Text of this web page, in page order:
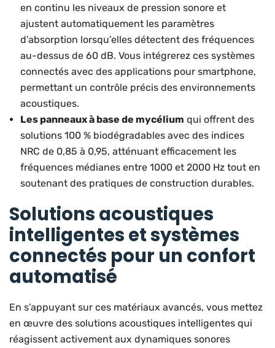
en continu les niveaux de pression sonore et
ajustent automatiquement les paramètres
d’absorption lorsqu’elles détectent des fréquences
au-dessus de 60 dB. Vous intégrerez ces systèmes
connectés avec des applications pour smartphone,
permettant un contrôle précis des environnements
acoustiques.
Les panneaux à base de mycélium qui offrent des
solutions 100 % biodégradables avec des indices
NRC de 0,85 à 0,95, atténuant efficacement les
fréquences médianes entre 1000 et 2000 Hz tout en
soutenant des pratiques de construction durables.
Solutions acoustiques
intelligentes et systèmes
connectés pour un confort
automatisé
En s’appuyant sur ces matériaux avancés, vous mettez
en œuvre des solutions acoustiques intelligentes qui
réagissent activement aux dynamiques sonores